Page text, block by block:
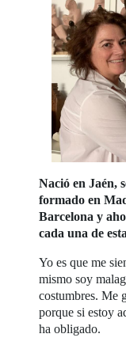
Nació en Jaén,
formado en
Barcelona y
cada una de
Yo es que me
mismo soy
costumbres. Me
porque si estoy
ha obligado.